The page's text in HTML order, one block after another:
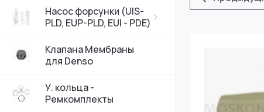
Насос форсунки (UIS-
PLD, EUP-PLD, EUI - PDE)
Насос
Клапана Мембраны
для Denso
У. кольца -
Ремкомплекты
DELPHI